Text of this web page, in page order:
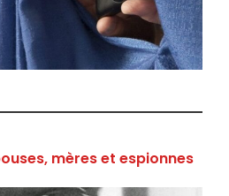
mères et espionnes